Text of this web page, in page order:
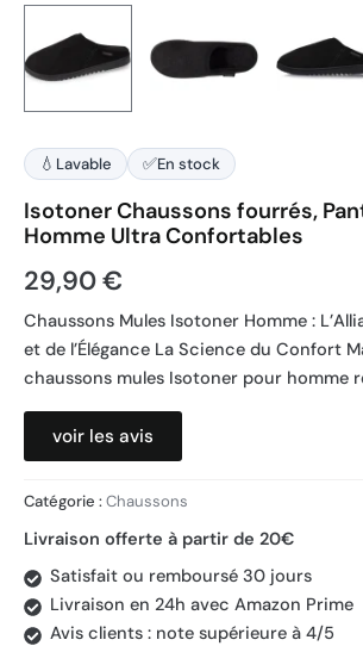
💧 Lavable ✅En stock
Isotoner Chaussons fourrés,
Homme Ultra Confortables
29,90€
Chaussons Mules Isotoner Homme :
et de l’Élégance La Science du Confort
chaussons mules Isotoner pour homme
voir les avis
Catégorie :Chaussons
Livraison offerte à partir de 20€
Satisfait ou remboursé 30 jours
Livraison en 24h avec Amazon Prime
Avis clients : note supérieure à 4/5